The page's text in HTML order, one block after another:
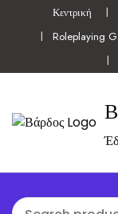
Κεντρική
Roleplaying